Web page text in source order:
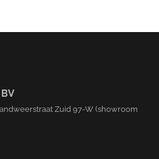
Zuid 97-W (showroom